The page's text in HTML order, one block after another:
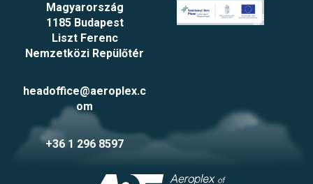
Magyarország
1185 Budapest
Liszt Ferenc
Nemzetközi Repülőtér
headoffice@aeroplex.c
om
+36 1 296 8597